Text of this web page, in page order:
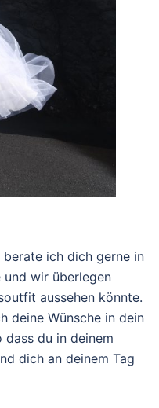
berate ich dich gerne in
wir überlegen
aussehen könnte.
deine Wünsche in dein
dass du in deinem
dich an deinem Tag